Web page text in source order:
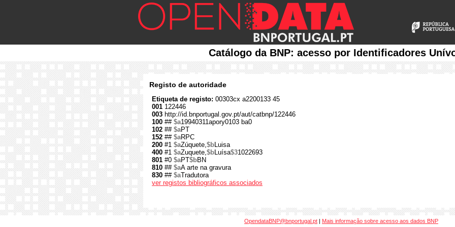
Catálogo da BNP: acesso por Identificadores
Registo de autoridade
Etiqueta de registo: 00303cx a2200133 45
001 122446
003 http://id.bnportugal.gov.pt/aut/catbnp/122446
100 ## $a19940311apory0103 ba0
102 ## $aPT
152 ## $aRPC
200 #1 $aZúquete,$bLuisa
400 #1 $aZuquete,$bLuísa$31022693
801 #0 $aPT$bBN
810 ## $aA arte na gravura
830 ## $aTradutora
ver registos bibliográficos associados
OpendataBNP@bnportugal.pt | Mais informação sobre acesso aos dados BNP